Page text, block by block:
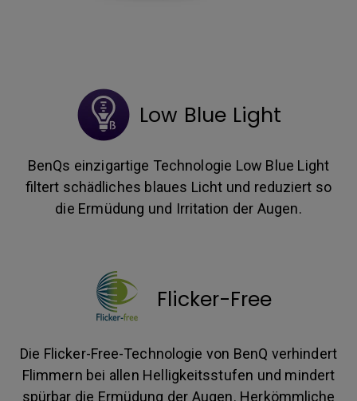
Low Blue Light
BenQs einzigartige Technologie Low Blue Light
filtert schädliches blaues Licht und reduziert so
die Ermüdung und Irritation der Augen.
Flicker-Free
Die Flicker-Free-Technologie von BenQ verhindert
Flimmern bei allen Helligkeitsstufen und mindert
spürbar die Ermüdung der Augen. Herkömmliche